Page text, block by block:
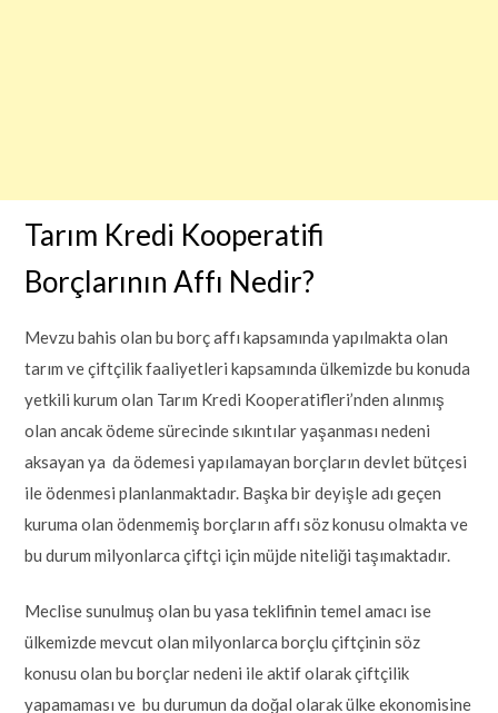
Tarım Kredi Kooperatifi
Borçlarının Affı Nedir?
Mevzu bahis olan bu borç affı kapsamında yapılmakta olan
tarım ve çiftçilik faaliyetleri kapsamında ülkemizde bu konuda
yetkili kurum olan Tarım Kredi Kooperatifleri’nden alınmış
olan ancak ödeme sürecinde sıkıntılar yaşanması nedeni
aksayan ya da ödemesi yapılamayan borçların devlet bütçesi
ile ödenmesi planlanmaktadır. Başka bir deyişle adı geçen
kuruma olan ödenmemiş borçların affı söz konusu olmakta ve
bu durum milyonlarca çiftçi için müjde niteliği taşımaktadır.
Meclise sunulmuş olan bu yasa teklifinin temel amacı ise
ülkemizde mevcut olan milyonlarca borçlu çiftçinin söz
konusu olan bu borçlar nedeni ile aktif olarak çiftçilik
yapamaması ve bu durumun da doğal olarak ülke ekonomisine